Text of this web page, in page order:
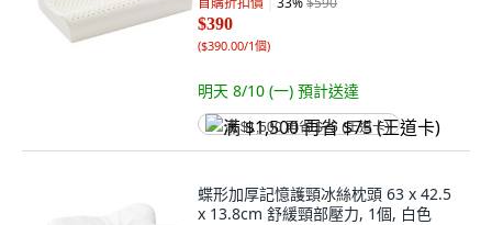
$390
($390.00/1個)
明天 8/10 (一) 預計送達
满 $1,500 再省 $75 (王道卡)
蝶形加厚記憶護頸冰絲枕頭 63 x 42.5
x 13.8cm 舒緩頸部壓力, 1個, 白色